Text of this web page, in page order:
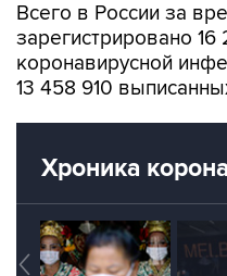
Всего в России за
зарегистрировано 16
коронавирусной
13 458 910
Хроника